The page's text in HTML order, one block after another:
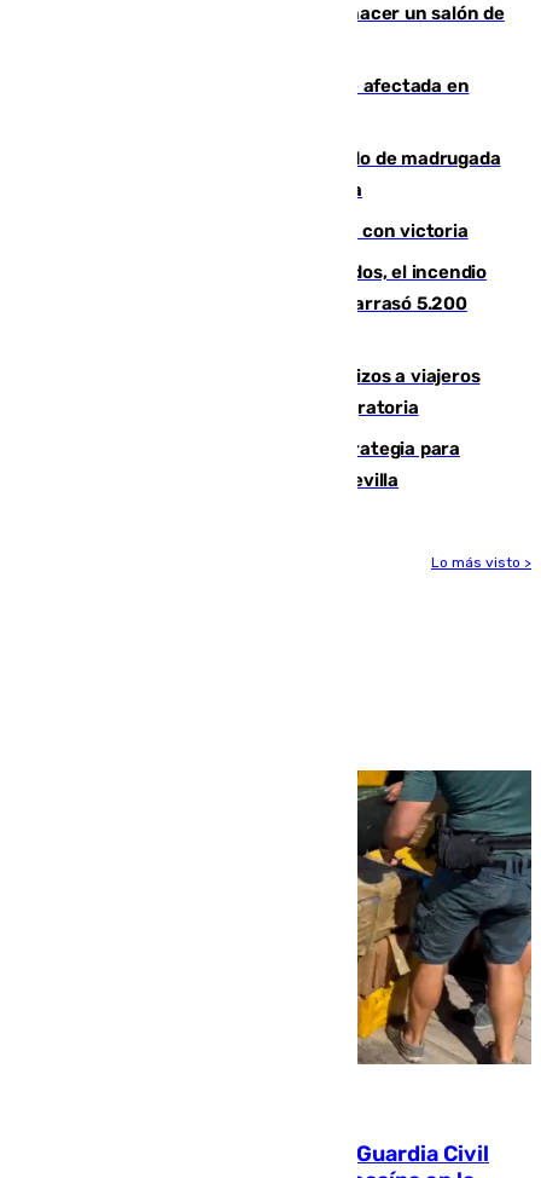
Un tribunal federal impide a Trump hacer un salón de
Incendios de Castellón: la superficie afectada en
Muere un peatón tras ser atropellado de madrugada
en la carretera A-7 a su paso por Málaga
El Granada cierra su puesta a punto con victoria
Un mes de la tragedia de Los Gallardos, el incendio
que acabó con la vida de 14 personas y arrasó 5.200
España establece controles fronterizos a viajeros
procedentes de Italia por la presión migratoria
El Ayuntamiento desarrolla una estrategia para
recuperar la identidad patrimonial de Sevilla
Lo más visto >
Persecución en Punta Umbría: la Guardia Civil